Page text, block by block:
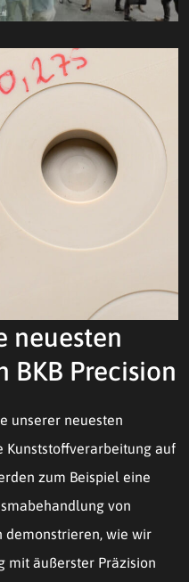
neuesten
BKB Precision
unserer neuesten
Kunststoffverarbeitung auf
zum Beispiel eine
von
demonstrieren, wie wir
mit äußerster Präzision